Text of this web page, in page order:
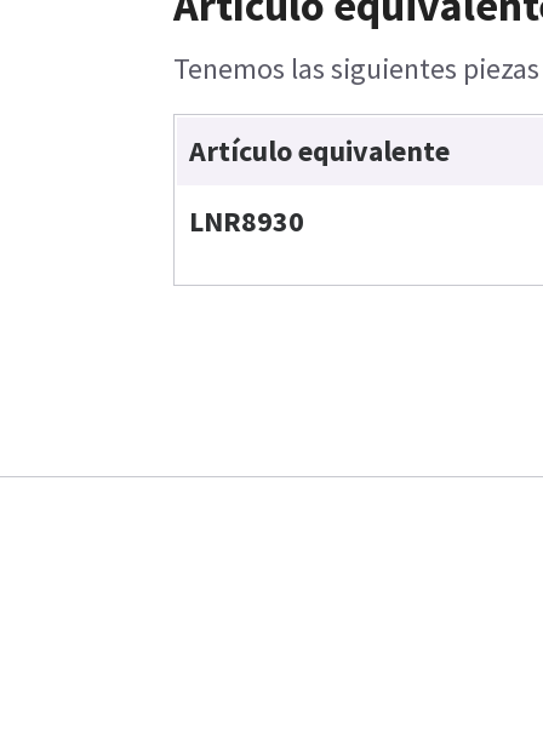
Tenemos las siguientes
Artículo equivalente
LNR8930